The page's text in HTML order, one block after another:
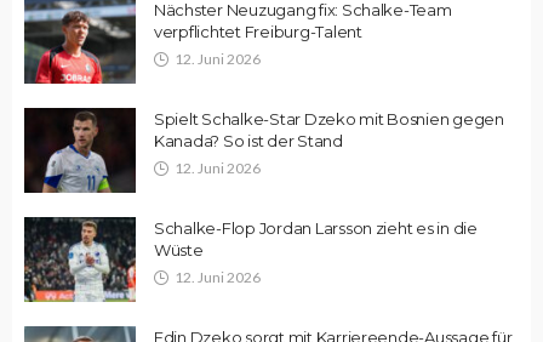
Nächster Neuzugang fix: Schalke-Team
verpflichtet Freiburg-Talent
12. Juni 2026
Spielt Schalke-Star Dzeko mit Bosnien gegen
Kanada? So ist der Stand
12. Juni 2026
Schalke-Flop Jordan Larsson zieht es in die
Wüste
12. Juni 2026
Edin Dzeko sorgt mit Karriereende-Aussage für